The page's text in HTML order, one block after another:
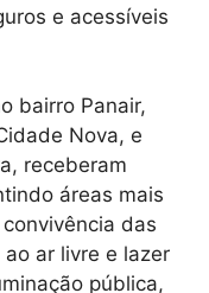
e acessíveis
bairro Panair,
Nova, e
receberam
áreas mais
das
ar livre e lazer
pública,